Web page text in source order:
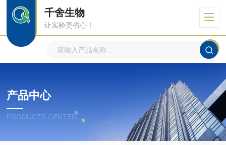
千舍生物
让实验更省心！
产品中心
PRODUCTS CENTER